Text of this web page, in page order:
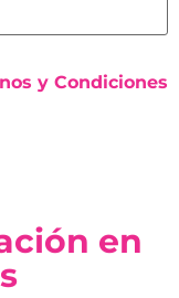
y Condiciones
en